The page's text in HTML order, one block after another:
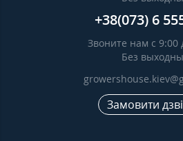
+38(073) 6
Звоните нам с 9:00
Без
Замовити